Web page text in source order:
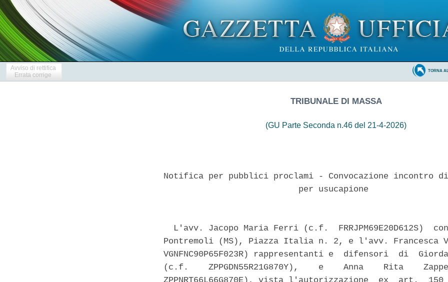
Avviso di rettifica
Errata corrige
TORNA
TRIBUNALE DI MASSA
(GU Parte Seconda n.46 del 21-4-2026)
Notifica per pubblici proclami - Convocazione incontro di
                           per usucapione
L'avv. Jacopo Maria Ferri (c.f.  FRRJPM69E20D612S)
Pontremoli (MS), Piazza Italia n. 2, e l'avv. Francesca
VGNFNC90P65F023R) rappresentanti e  difensori  di
(c.f.    ZPPGDN55R21G870Y),    e    Anna    Rita